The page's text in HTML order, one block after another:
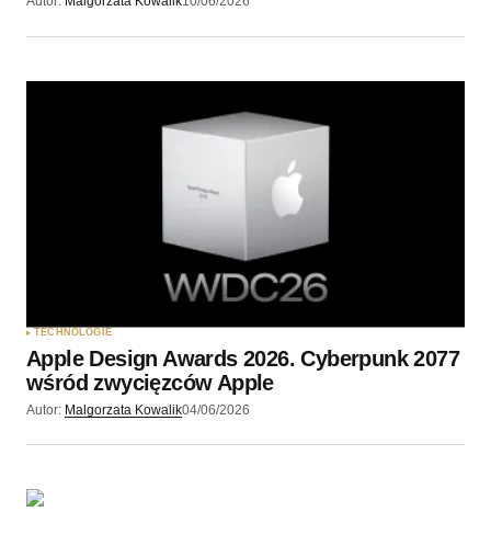
TECHNOLOGIE
Apple Design Awards 2026. Cyberpunk 2077
wśród zwycięzców Apple
Autor: Malgorzata Kowalik04/06/2026